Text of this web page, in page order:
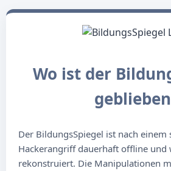
Wo ist der
Der BildungsSpiegel ist nach einem
Hackerangriff dauerhaft offline
rekonstruiert. Die Manipulationen